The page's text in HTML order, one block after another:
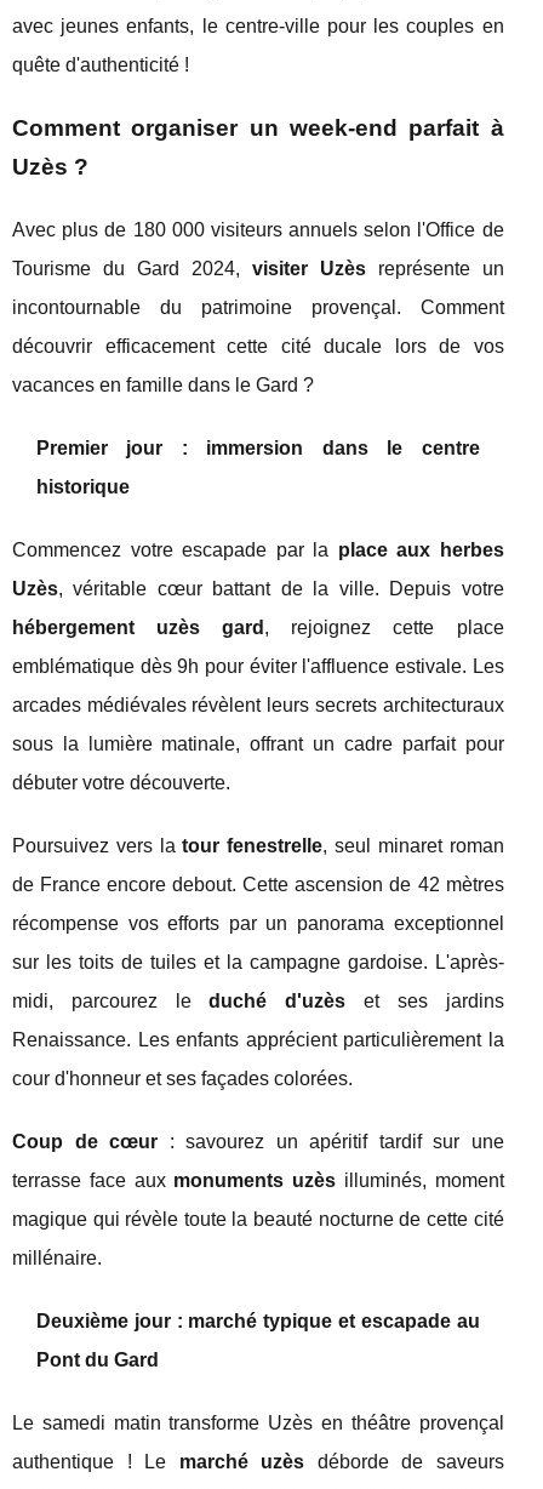
avec jeunes enfants, le centre-ville pour les couples en
quête d'authenticité !
Comment organiser un week-end parfait à
Uzès ?
Avec plus de 180 000 visiteurs annuels selon l'Office de
Tourisme du Gard 2024, visiter Uzèsreprésente un
incontournable du patrimoine provençal. Comment
découvrir efficacement cette cité ducale lors de vos
vacances en famille dans le Gard ?
Premier jour : immersion dans le centre
historique
Commencez votre escapade par la place aux herbes
Uzès, véritable cœur battant de la ville. Depuis votre
hébergement uzès gard , rejoignez cette place
emblématique dès 9h pour éviter l'affluence estivale. Les
arcades médiévales révèlent leurs secrets architecturaux
sous la lumière matinale, offrant un cadre parfait pour
débuter votre découverte.
Poursuivez vers latour fenestrelle, seul minaret roman
de France encore debout. Cette ascension de 42 mètres
récompense vos efforts par un panorama exceptionnel
sur les toits de tuiles et la campagne gardoise. L'après-
midi, parcourez leduché d'uzès et ses jardins
Renaissance. Les enfants apprécient particulièrement la
cour d'honneur et ses façades colorées.
Coup de cœur : savourez un apéritif tardif sur une
terrasse face aux monuments uzès illuminés, moment
magique qui révèle toute la beauté nocturne de cette cité
millénaire.
Deuxième jour : marché typique et escapade au
Pont du Gard
Le samedi matin transforme Uzès en théâtre provençal
authentique ! Le marché uzès déborde de saveurs